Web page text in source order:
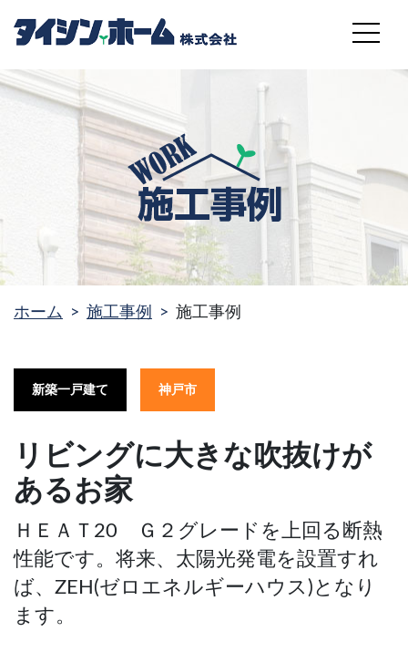
MENU
ホーム 施工事例 施工事例
新築一戸建て 神戸市
リビングに大きな吹抜けが
あるお家
ＨＥＡＴ20 Ｇ２グレードを上回る断熱
性能です。将来、太陽光発電を設置すれ
ば、ZEH(ゼロエネルギーハウス)となり
ます。